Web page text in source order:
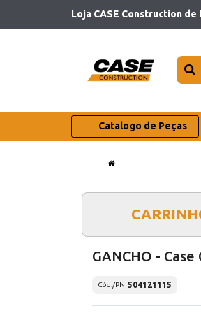
Loja CASE Construction
Catalogo de Peças
GANCHO - Case
Cód./PN 504121115